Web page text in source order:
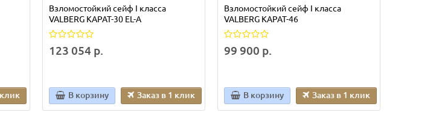
Взломостойкий сейф I класса
VALBERG КАРАТ-30 EL-A
123 054 р.
В корзину Заказ в 1 клик
Взломостойкий сейф I класса
VALBERG КАРАТ-46
99 900 р.
В корзину Заказ в 1 клик